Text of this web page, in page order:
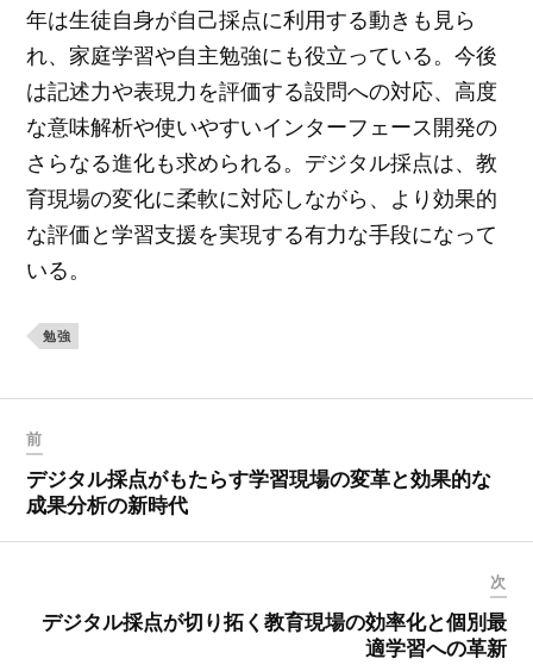
年は生徒自身が自己採点に利用する動きも見ら
れ、家庭学習や自主勉強にも役立っている。今後
は記述力や表現力を評価する設問への対応、高度
な意味解析や使いやすいインターフェース開発の
さらなる進化も求められる。デジタル採点は、教
育現場の変化に柔軟に対応しながら、より効果的
な評価と学習支援を実現する有力な手段になって
いる。
勉強
前
デジタル採点がもたらす学習現場の変革と効果的な
成果分析の新時代
次
デジタル採点が切り拓く教育現場の効率化と個別最
適学習への革新